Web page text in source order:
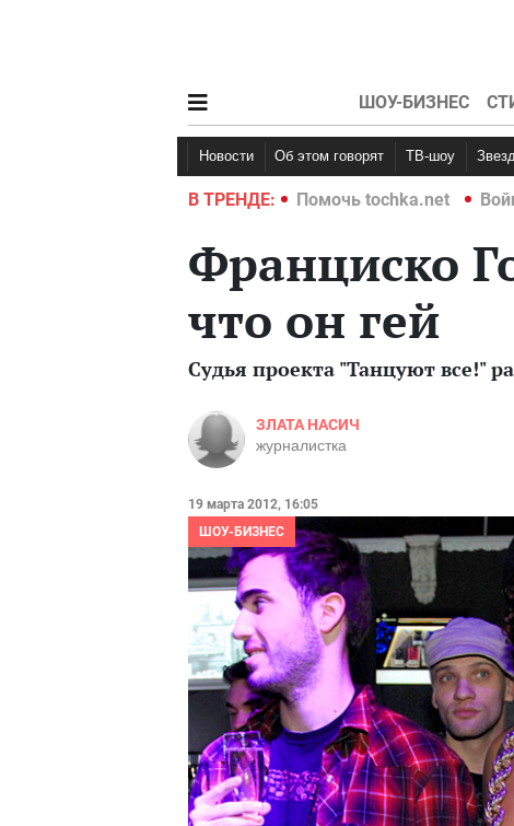
ШОУ-БИЗНЕС
Новости Об этом говорят ТВ-шоу
В ТРЕНДЕ:
Война в Украине 2022 Помочь tochka.net
Франциско
что он гей
Судья проекта "Танцуют все!"
ЗЛАТА НАСИЧ
журналистка
19 марта 2012, 16:05
ШОУ-БИЗНЕС